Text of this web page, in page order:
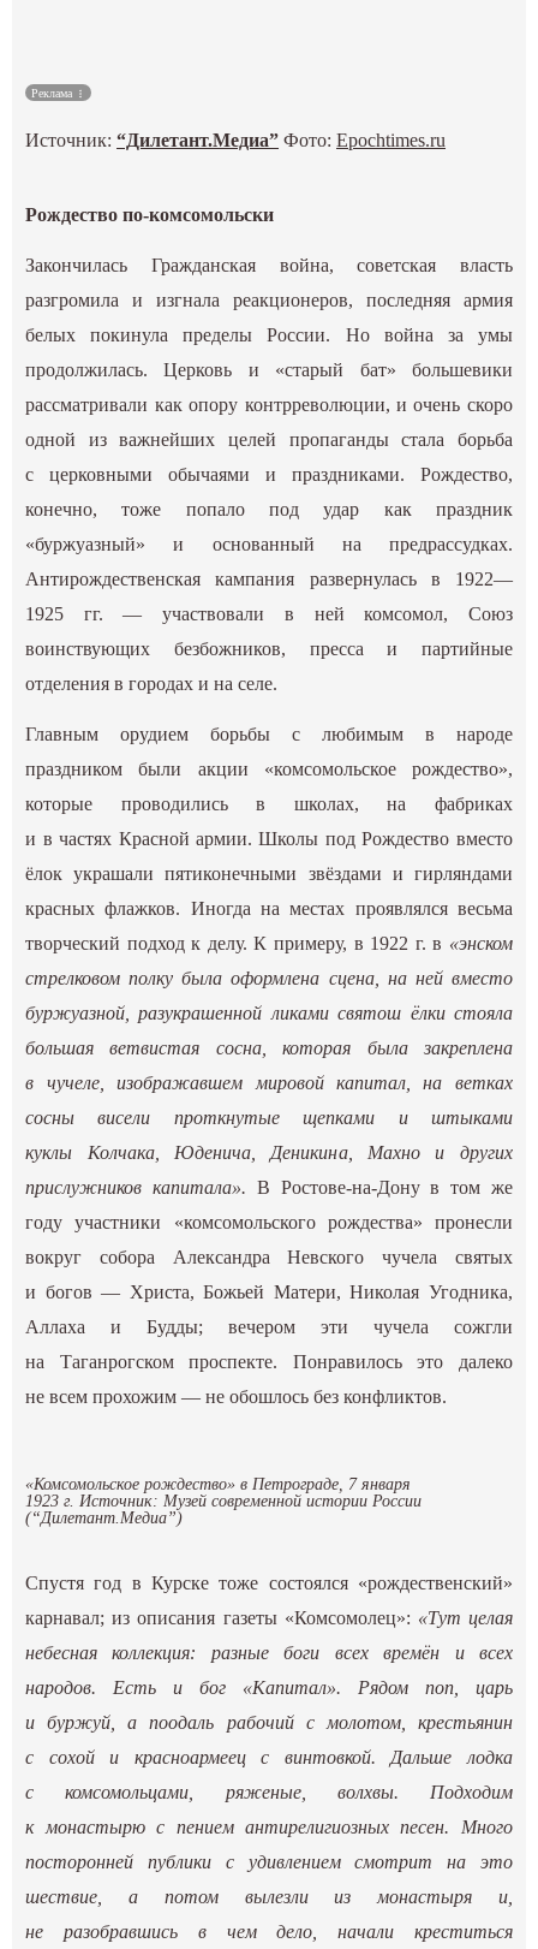
ГИД
Реклама
Источник:“Дилетант.Медиа” Фото:Epochtimes.ru
Рождество по-комсомольски
Закончилась Гражданская война, советская власть
разгромила и изгнала реакционеров, последняя армия
белых покинула пределы России. Но война за умы
продолжилась. Церковь и «старый бат» большевики
рассматривали как опору контрреволюции, и очень скоро
одной из важнейших целей пропаганды стала борьба
с церковными обычаями и праздниками. Рождество,
конечно, тоже попало под удар как праздник
«буржуазный» и основанный на предрассудках.
Антирождественская кампания развернулась в 1922—
1925 гг. — участвовали в ней комсомол, Союз
воинствующих безбожников, пресса и партийные
отделения в городах и на селе.
Главным орудием борьбы с любимым в народе
праздником были акции «комсомольское рождество»,
которые проводились в школах, на фабриках
и в частях Красной армии. Школы под Рождество вместо
ёлок украшали пятиконечными звёздами и гирляндами
красных флажков. Иногда на местах проявлялся весьма
творческий подход к делу. К примеру, в 1922 г. в «энском
стрелковом полку была оформлена сцена, на ней вместо
буржуазной, разукрашенной ликами святош ёлки стояла
большая ветвистая сосна, которая была закреплена
в чучеле, изображавшем мировой капитал, на ветках
сосны висели проткнутые щепками и штыками
куклы Колчака, Юденича, Деникина, Махно и других
прислужников капитала». В Ростове-на-Дону в том же
году участники «комсомольского рождества» пронесли
вокруг собора Александра Невского чучела святых
и богов — Христа, Божьей Матери, Николая Угодника,
Аллаха и Будды; вечером эти чучела сожгли
на Таганрогском проспекте. Понравилось это далеко
не всем прохожим — не обошлось без конфликтов.
«Комсомольское рождество» в Петрограде, 7 января
1923 г. Источник: Музей современной истории России
(“Дилетант.Медиа”)
Спустя год в Курске тоже состоялся «рождественский»
карнавал; из описания газеты «Комсомолец»: «Тут целая
небесная коллекция: разные боги всех времён и всех
народов. Есть и бог «Капитал». Рядом поп, царь
и буржуй, а поодаль рабочий с молотом, крестьянин
с сохой и красноармеец с винтовкой. Дальше лодка
с комсомольцами, ряженые, волхвы. Подходим
к монастырю с пением антирелигиозных песен. Много
посторонней публики с удивлением смотрит на это
шествие, а потом вылезли из монастыря и,
не разобравшись в чем дело, начали креститься